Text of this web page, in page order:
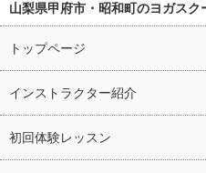
山梨県甲府市・昭和町のヨガス
トップページ
インストラクター紹介
初回体験レッスン